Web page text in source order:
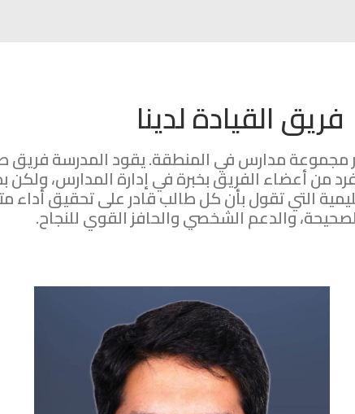
فريق القيادة لدينا
مجموعة مدارس في المنطقة. يقود المدرسة فريق
من أعضاء الفريق بخبرة في إدارة المدارس،
التي تقول بأن كل طالب قادر على تحقيق أداء
والدعم الشخصي والحافز القوي للنجاح.